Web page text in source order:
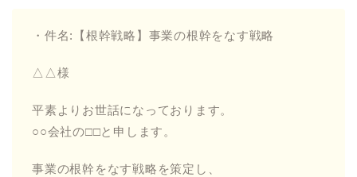
・件名:【根幹戦略】事業の根幹をなす戦略
△△様
平素よりお世話になっております。
○○会社の□□と申します。
事業の根幹をなす戦略を策定し、